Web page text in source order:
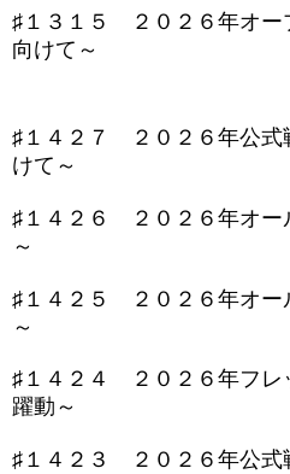
♯１３１５ ２０２６年オ
向けて～
♯１４２７ ２０２６年公
けて～
♯１４２６ ２０２６年オ
～
♯１４２５ ２０２６年オ
～
♯１４２４ ２０２６年フ
躍動～
♯１４２３ ２０２６年公